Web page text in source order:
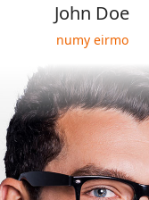
John Doe
numy eirmo